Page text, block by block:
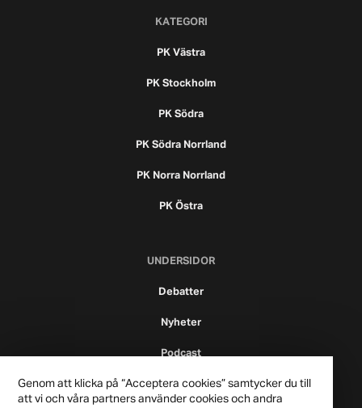
KATEGORI
PK Västra
PK Stockholm
PK Södra
PK Södra Norrland
PK Norra Norrland
PK Östra
UNDERSIDOR
Debatter
Nyheter
Podcast
Genom att klicka på “Acceptera cookies” samtycker du till
att vi och våra partners använder cookies och andra